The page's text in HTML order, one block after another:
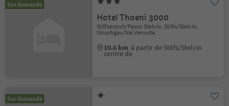
Sur demande
Hotel Thoeni 3000
Stilfserjoch/Passo Stelvio, Stilfs/Stelvio,
Vinschgau/Val Venosta
10.6 km à partir de Stilfs/Stelvio
centre de
Sur demande